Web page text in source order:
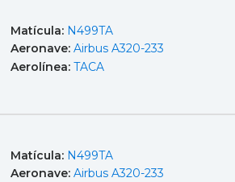
Matícula: N499TA
Aeronave: Airbus A320-233
Aerolínea: TACA
Matícula: N499TA
Aeronave: Airbus A320-233